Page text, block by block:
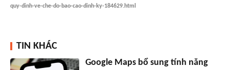
quy-dinh-ve-che-do-bao-cao-dinh-ky-184629.html
TIN KHÁC
Google Maps bổ sung tính năng